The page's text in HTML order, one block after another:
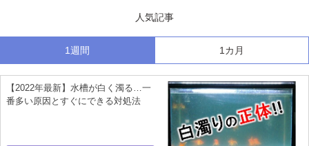
人気記事
1週間 1カ月
【2022年最新】水槽が白く濁る…一
番多い原因とすぐにできる対処法